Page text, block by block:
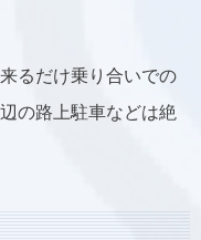
るだけ乗り合いでの
の路上駐車などは絶